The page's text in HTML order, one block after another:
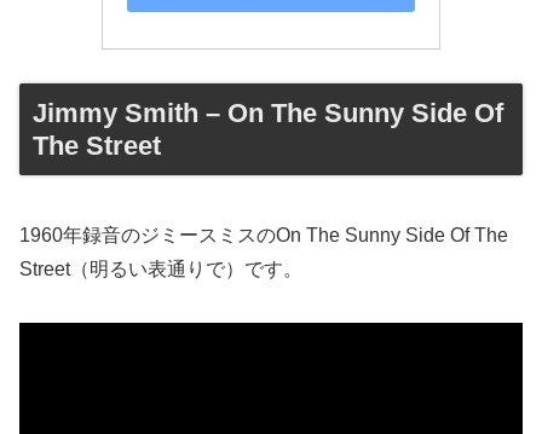
Jimmy Smith – On The Sunny Side Of
The Street
1960年録音のジミースミスのOn The Sunny Side Of The
Street（明るい表通りで）です。